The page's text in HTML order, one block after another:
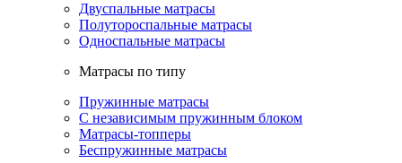
Двуспальные матрасы
Полутороспальные матрасы
Односпальные матрасы
Матрасы по типу
Пружинные матрасы
С независимым пружинным блоком
Матрасы-топперы
Беспружинные матрасы